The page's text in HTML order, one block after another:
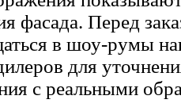
фасада. Перед
в шоу-румы
для
с реальными